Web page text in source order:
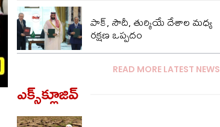
పాక్‌, సౌదీ, తుర్కియే దేశాల మధ్య
రక్షణ ఒప్పదం
READ MORE LATEST NEWS
ఎక్స్‌క్లూజివ్‌